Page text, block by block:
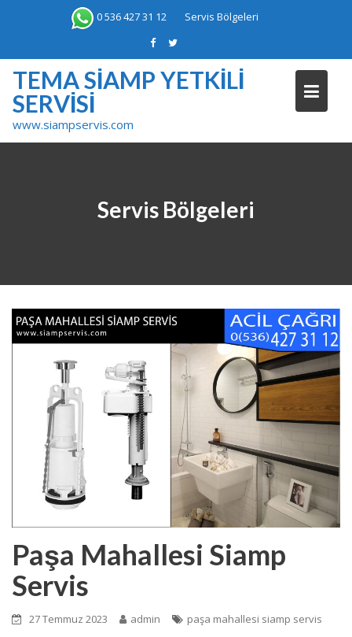
0 536 427 31 12 Servis Bölgeleri
TEMA SIAMP YETKILI
SERVISI
www.siampservis.com
Servis Bölgeleri
Paşa Mahallesi Siamp
Servis
27 Temmuz 2023 admin paşa mahallesi siamp servis